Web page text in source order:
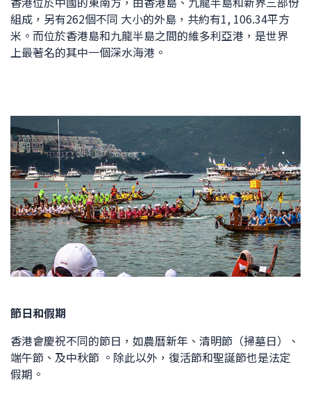
組成，另有262個不同 大小的外島，共約有1, 106.34平方
米。而位於香港島和九龍半島之間的維多利亞港，是世界
上最著名的其中一個深水海港。
節日和假期
香港會慶祝不同的節日，如農曆新年、清明節（掃墓日）、
端午節、及中秋節 。除此以外，復活節和聖誕節也是法定
假期。